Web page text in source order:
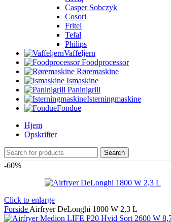
Casper Sobczyk
Cosori
Fritel
Tefal
Philips
Vaffeljern
Foodprocessor
Røremaskine
Ismaskine
Paninigrill
Isterningmaskine
Fondue
Hjem
Opskrifter
Search
-60%
Click to enlarge
Forside Airfryer DeLonghi 1800 W 2,3 L